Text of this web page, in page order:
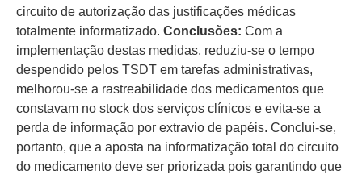
circuito de autorização das justificações médicas
totalmente informatizado. Conclusões: Com a
implementação destas medidas, reduziu-se o tempo
despendido pelos TSDT em tarefas administrativas,
melhorou-se a rastreabilidade dos medicamentos que
constavam no stock dos serviços clínicos e evita-se a
perda de informação por extravio de papéis. Conclui-se,
portanto, que a aposta na informatização total do circuito
do medicamento deve ser priorizada pois garantindo que